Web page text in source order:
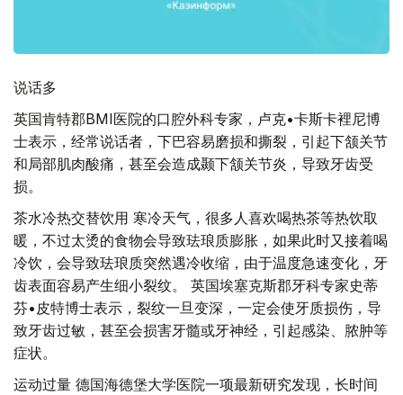
说话多
英国肯特郡BMI医院的口腔外科专家，卢克•卡斯卡裡尼博
士表示，经常说话者，下巴容易磨损和撕裂，引起下颔关节
和局部肌肉酸痛，甚至会造成颞下颔关节炎，导致牙齿受
损。
茶水冷热交替饮用 寒冷天气，很多人喜欢喝热茶等热饮取
暖，不过太烫的食物会导致珐琅质膨胀，如果此时又接着喝
冷饮，会导致珐琅质突然遇冷收缩，由于温度急速变化，牙
齿表面容易产生细小裂纹。 英国埃塞克斯郡牙科专家史蒂
芬•皮特博士表示，裂纹一旦变深，一定会使牙质损伤，导
致牙齿过敏，甚至会损害牙髓或牙神经，引起感染、脓肿等
症状。
运动过量 德国海德堡大学医院一项最新研究发现，长时间